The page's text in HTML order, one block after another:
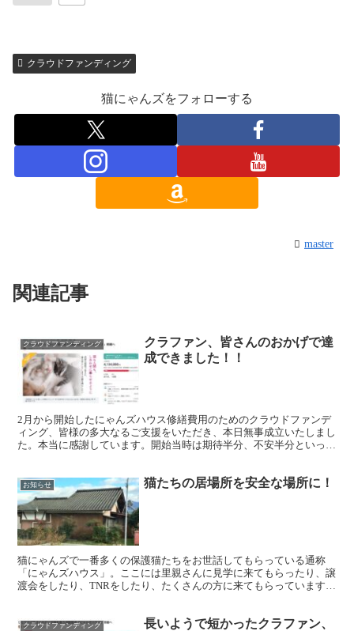
クラウドファンディング
猫にゃんズをフォローする
master
関連記事
クラウドファンディング
クラファン、皆さんのおかげで達
成できました！！
2月から開始したにゃんズハウス修繕費用のためのクラウドファンデ
ィング、皆様の多大なるご支援をいただき、本日無事成立いたしまし
た。本当に感謝しています。開始当時は期待半分、不安半分といった
お知らせ 猫たちの居場所を安全な場所に！
猫にゃんズで一番多くの保護猫たちをお世話してもらっている通称
「にゃんズハウス」。ここには里親さんに見学に来てもらったり、譲
渡会をしたり、TNRをしたり、たくさんの方に来てもらっています。
クラウドファンディング
長いようで短かったクラファン、